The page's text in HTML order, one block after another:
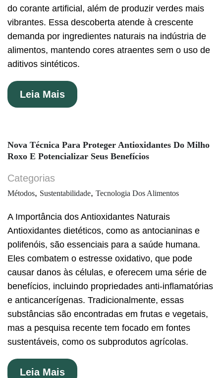
do corante artificial, além de produzir verdes mais
vibrantes. Essa descoberta atende à crescente
demanda por ingredientes naturais na indústria de
alimentos, mantendo cores atraentes sem o uso de
aditivos sintéticos.
Leia Mais
Nova Técnica Para Proteger Antioxidantes Do Milho
Roxo E Potencializar Seus Benefícios
Categorias
Métodos, Sustentabilidade, Tecnologia Dos Alimentos
A Importância dos Antioxidantes Naturais
Antioxidantes dietéticos, como as antocianinas e
polifenóis, são essenciais para a saúde humana.
Eles combatem o estresse oxidativo, que pode
causar danos às células, e oferecem uma série de
benefícios, incluindo propriedades anti-inflamatórias
e anticancerígenas. Tradicionalmente, essas
substâncias são encontradas em frutas e vegetais,
mas a pesquisa recente tem focado em fontes
sustentáveis, como os subprodutos agrícolas.
Leia Mais